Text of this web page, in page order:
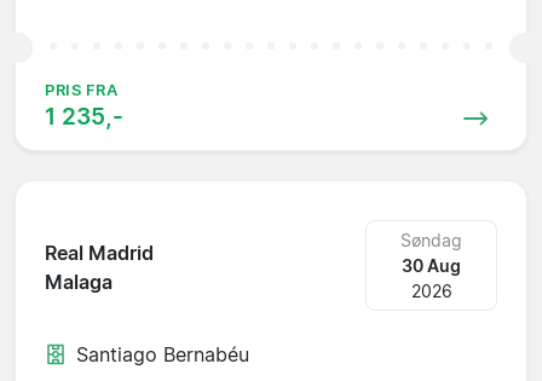
PRIS FRA
1 235,-
Real Madrid
Malaga
Søndag
30 Aug
2026
Santiago Bernabéu